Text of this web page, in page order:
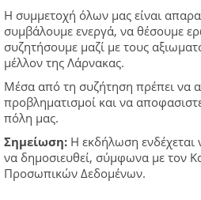
Η συμμετοχή όλων μας είναι
συμβάλουμε ενεργά, να θέσουμε
συζητήσουμε μαζί με τους
μέλλον της Λάρνακας.
Μέσα από τη συζήτηση πρέπει να
προβληματισμοί και να
πόλη μας.
Σημείωση: Η εκδήλωση ενδέχεται
να δημοσιευθεί, σύμφωνα με τον
Προσωπικών Δεδομένων.